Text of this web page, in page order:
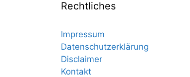
Rechtliches
Impressum
Datenschutzerklärung
Disclaimer
Kontakt